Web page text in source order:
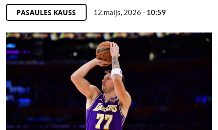
PASAULES KAUSS 12.maijs, 2026 - 10:59